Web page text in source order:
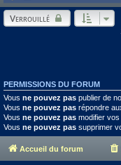
Verrouillé
PERMISSIONS DU FORUM
Vous ne pouvez pas publier de
Vous ne pouvez pas répondre
Vous ne pouvez pas modifier
Vous ne pouvez pas supprimer
Accueil du forum